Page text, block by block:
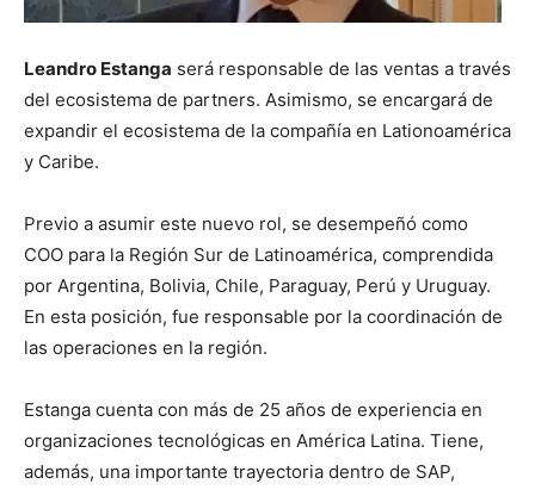
Leandro Estanga será responsable de las ventas a través
del ecosistema de partners. Asimismo, se encargará de
expandir el ecosistema de la compañía en Lationoamérica
y Caribe.
Previo a asumir este nuevo rol, se desempeñó como
COO para la Región Sur de Latinoamérica, comprendida
por Argentina, Bolivia, Chile, Paraguay, Perú y Uruguay.
En esta posición, fue responsable por la coordinación de
las operaciones en la región.
Estanga cuenta con más de 25 años de experiencia en
organizaciones tecnológicas en América Latina. Tiene,
además, una importante trayectoria dentro de SAP,